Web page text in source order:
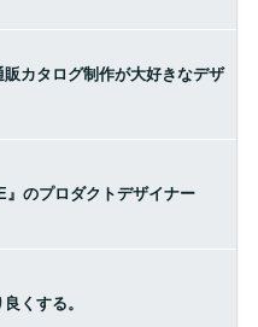
カタログ制作が大好きなデザ
』のプロダクトデザイナー
くする。